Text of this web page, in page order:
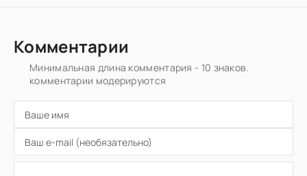
Комментарии
Минимальная длина комментария - 10 знаков.
комментарии модерируются